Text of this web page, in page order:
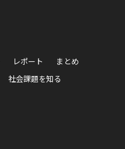
レポート
まとめ
社会課題を知る